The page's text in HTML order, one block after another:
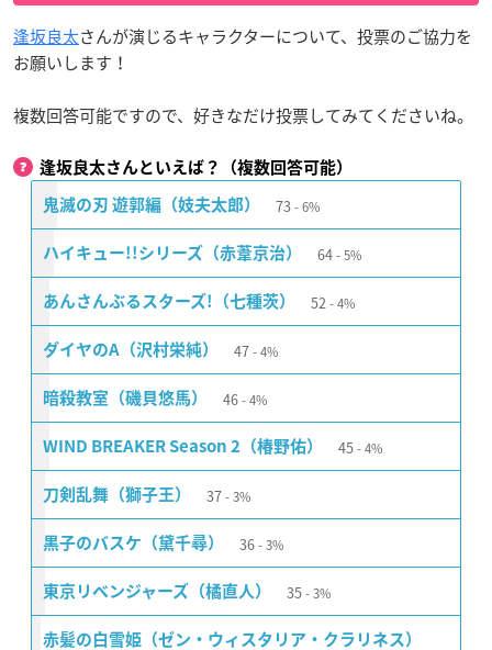
逢坂良太さんが演じるキャラクターについて、投票のご協力を
お願いします！
複数回答可能ですので、好きなだけ投票してみてくださいね。
逢坂良太さんといえば？（複数回答可能）
鬼滅の刃 遊郭編（妓夫太郎） 73 6%
ハイキュー!!シリーズ（赤葦京治） 64 5%
あんさんぶるスターズ!（七種茨） 52 4%
ダイヤのA（沢村栄純） 47 4%
暗殺教室（磯貝悠馬） 46 4%
WIND BREAKER Season 2（椿野佑） 45 4%
刀剣乱舞（獅子王） 37 3%
黒子のバスケ（黛千尋） 36 3%
東京リベンジャーズ（橘直人） 35 3%
赤髪の白雪姫（ゼン・ウィスタリア・クラリネス）